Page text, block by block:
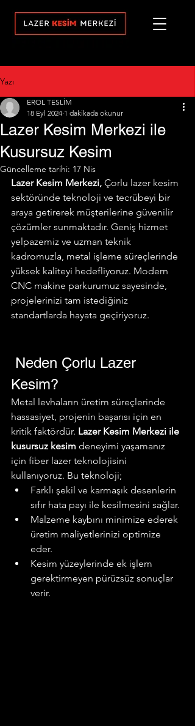
Yazı
Lazer Kesim Merkezi ile
Kusursuz Kesim
EROL TESLİM
18 Eyl 2024 1 dakikada okunur
Güncelleme tarihi: 17 Nis
Lazer Kesim Merkezi, Çorlu lazer kesim
sektöründe teknoloji ve tecrübeyi bir
araya getirerek müşterilerine güvenilir
çözümler sunmaktadır. Geniş hizmet
yelpazemiz ve uzman teknik
kadromuzla, metal işleme süreçlerinde
yüksek kaliteyi hedefliyoruz. Modern
CNC makine parkurumuz sayesinde,
projelerinizi tam istediğiniz
standartlarda hayata geçiriyoruz.
Neden Çorlu Lazer
Kesim?
Metal levhaların üretim süreçlerinde
hassasiyet, projenin başarısı için en
kritik faktördür. Lazer Kesim Merkezi ile
kusursuz kesim deneyimi yaşamanız
için fiber lazer teknolojisini
kullanıyoruz. Bu teknoloji;
Farklı şekil ve karmaşık desenlerin
sıfır hata payı ile kesilmesini sağlar.
Malzeme kaybını minimize ederek
üretim maliyetlerinizi optimize
eder.
Kesim yüzeylerinde ek işlem
gerektirmeyen pürüzsüz sonuçlar
verir.